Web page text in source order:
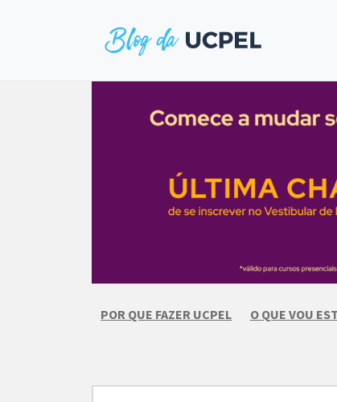
POR QUE FAZER UCPEL O QUE VOU